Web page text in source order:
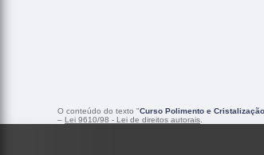
O conteúdo do texto "Curso Polimento e
– Lei 9610/98 - Lei de direitos autorais.